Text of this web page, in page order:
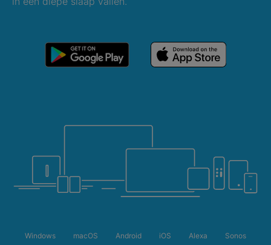
Windows macOS Android iOS Alexa
Sonos